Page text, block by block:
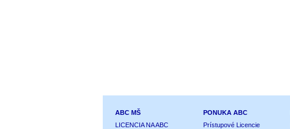
ABC MŠ
LICENCIA NA ABC
PONUKA ABC
Prístupové Licencie